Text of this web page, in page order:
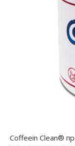
Coffeein Clean®